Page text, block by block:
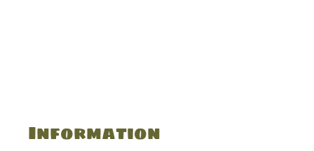
Information